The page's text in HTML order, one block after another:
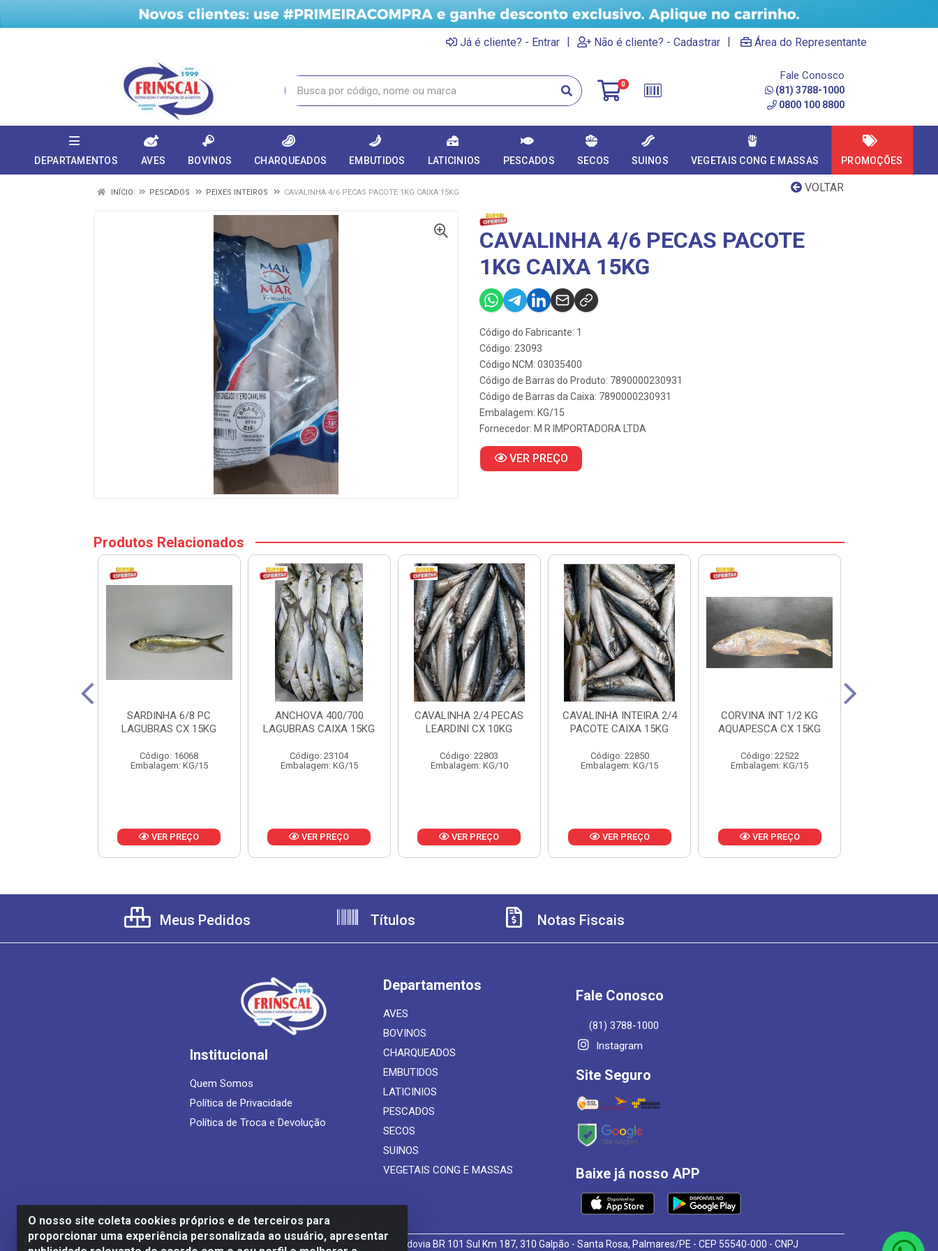
Já é cliente? - Entrar | Não é cliente? - Cadastrar | Área do Representante
0
Fale Conosco
(81) 3788-1000
0800 100 8800
DEPARTAMENTOS AVES BOVINOS CHARQUEADOS EMBUTIDOS LATICINIOS PESCADOS SECOS SUINOS VEGETAIS CONG E MASSAS PROMOÇÕES
VOLTAR
INÍCIO PESCADOS PEIXES INTEIROS CAVALINHA 4/6 PECAS PACOTE 1KG CAIXA 15KG
CAVALINHA 4/6 PECAS PACOTE
1KG CAIXA 15KG
Código do Fabricante: 1
Código: 23093
Código NCM: 03035400
Código de Barras do Produto: 7890000230931
Código de Barras da Caixa: 7890000230931
Embalagem: KG/15
Fornecedor: M R IMPORTADORA LTDA
VER PREÇO
Produtos Relacionados
SARDINHA 6/8 PC
LAGUBRAS CX 15KG
Código: 16068
Embalagem: KG/15
VER PREÇO
ANCHOVA 400/700
LAGUBRAS CAIXA 15KG
Código: 23104
Embalagem: KG/15
VER PREÇO
CAVALINHA 2/4 PECAS
LEARDINI CX 10KG
Código: 22803
Embalagem: KG/10
VER PREÇO
CAVALINHA INTEIRA 2/4
PACOTE CAIXA 15KG
Código: 22850
Embalagem: KG/15
VER PREÇO
CORVINA INT 1/2 KG
AQUAPESCA CX 15KG
Código: 22522
Embalagem: KG/15
VER PREÇO
O nosso site coleta cookies próprios e de terceiros para
proporcionar uma experiência personalizada ao usuário, apresentar
Meus Pedidos Títulos Notas Fiscais
Institucional
Quem Somos
Política de Privacidade
Política de Troca e Devolução
Departamentos
AVES
BOVINOS
CHARQUEADOS
EMBUTIDOS
LATICINIOS
PESCADOS
SECOS
SUINOS
VEGETAIS CONG E MASSAS
Fale Conosco
(81) 3788-1000
Instagram
Site Seguro
Baixe já nosso APP
Frinscal - Distribuidora e Importadora de Alimentos LTDA - Rodovia BR 101 Sul Km 187, 310 Galpão - Santa Rosa, Palmares/PE - CEP 55540-000 - CNPJ